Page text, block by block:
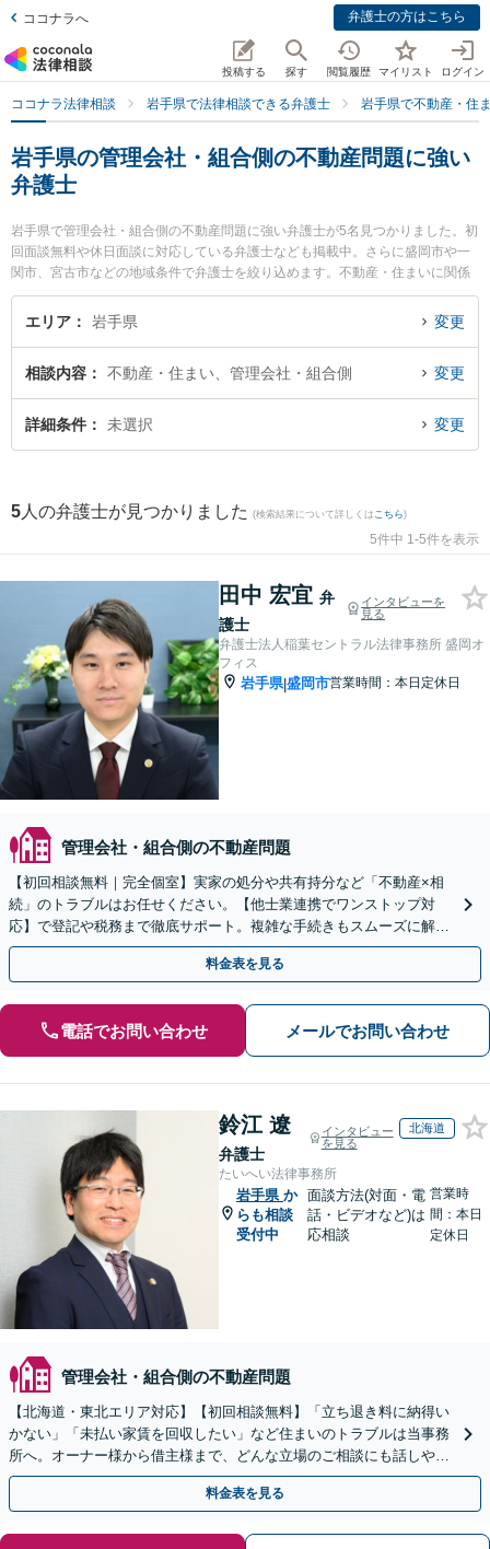
ココナラへ 弁護士の方はこちら
投稿する 探す 閲覧履歴 マイリスト ログイン
ココナラ法律相談 岩手県で法律相談できる弁護士 岩手県で不動産・住
岩手県の管理会社・組合側の不動産問題に強い
弁護士
岩手県で管理会社・組合側の不動産問題に強い弁護士が5名見つかりました。初
回面談無料や休日面談に対応している弁護士なども掲載中。さらに盛岡市や一
関市、宮古市などの地域条件で弁護士を絞り込めます。不動産・住まいに関係
する立ち退き交渉や家賃交渉、不動産契約解除等の細かな分野での絞り込み検
索もでき便利です。特に弁護士法人稲葉セントラル法律事務所 盛岡オフィスの
『岩手県で土日や夜間に発生した管理会社・組合側の不動産問題のトラブルを
今すぐに弁護士に相談したい』『管理会社・組合側の不動産問題のトラブル解
決の実績豊富な近くの弁護士を検索したい』『初回相談無料で管理会社・組合
エリア 岩手県 変更
相談内容 不動産・住まい、管理会社・組合側 変更
詳細条件 未選択 変更
5 人の弁護士が見つかりました (検索結果について詳しくは こちら)
5件中 1-5件を表示
田中 宏宜 弁
護士
インタビューを
見る
弁護士法人稲葉セントラル法律事務所 盛岡オ
フィス
岩手県|盛岡市営業時間：本日定休日
管理会社・組合側の不動産問題
【初回相談無料｜完全個室】実家の処分や共有持分など「不動産×相
続」のトラブルはお任せください。【他士業連携でワンストップ対
応】で登記や税務まで徹底サポート。複雑な手続きもスムーズに解決
へ導きます。【WEB面談可】【出張相談も対応】
料金表を見る
電話でお問い合わせ メールでお問い合わせ
鈴江 遼
弁護士
インタビュー
を見る
北海道
たいへい法律事務所
岩手県 か
らも相談
受付中
面談方法(対面・電
話・ビデオなど)は
応相談
営業時
間：本日
定休日
管理会社・組合側の不動産問題
【北海道・東北エリア対応】【初回相談無料】「立ち退き料に納得い
かない」「未払い家賃を回収したい」など住まいのトラブルは当事務
所へ。オーナー様から借主様まで、どんな立場のご相談にも話しやす
い弁護士が対応します。ＷＥＢ面談可。
料金表を見る